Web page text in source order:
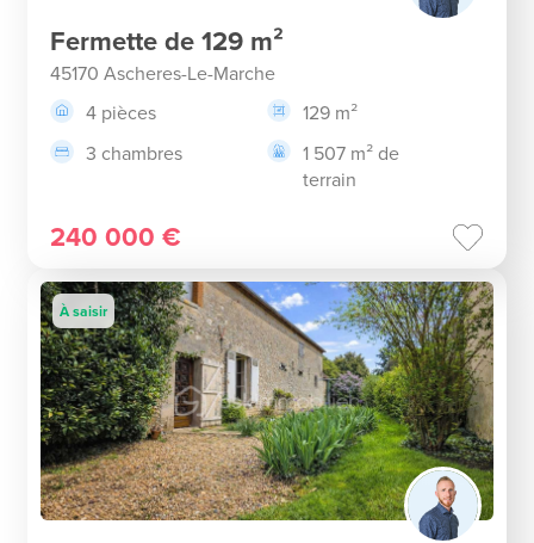
Fermette de 129 m²
45170 Ascheres-Le-Marche
4 pièces
129 m²
3 chambres
1 507 m² de
terrain
240 000 €
À saisir